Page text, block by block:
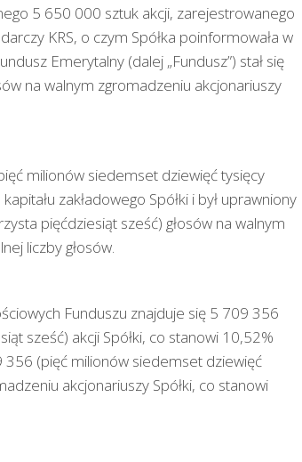
5 650 000 sztuk akcji, zarejestrowanego
KRS, o czym Spółka poinformowała w
Emerytalny (dalej „Fundusz”) stał się
na walnym zgromadzeniu akcjonariuszy
milionów siedemset dziewięć tysięcy
zakładowego Spółki i był uprawniony
pięćdziesiąt sześć) głosów na walnym
liczby głosów.
Funduszu znajduje się 5 709 356
sześć) akcji Spółki, co stanowi 10,52%
356 (pięć milionów siedemset dziewięć
akcjonariuszy Spółki, co stanowi